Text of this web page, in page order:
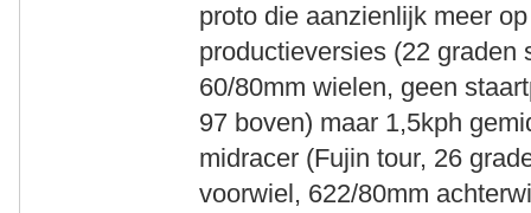
proto die aanzienlijk meer
productieversies (22 graden
60/80mm wielen, geen
97 boven) maar 1,5kph
midracer (Fujin tour, 26
voorwiel, 622/80mm